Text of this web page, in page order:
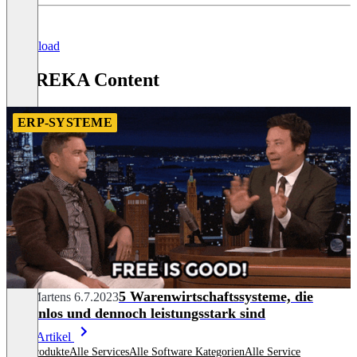
Download
HYREKA Content
ERP-SYSTEME
Nils Martens 6.7.20235 Warenwirtschaftssysteme, die
kostenlos und dennoch leistungsstark sind
Mehr Artikel
Alle ProdukteAlle ServicesAlle Software KategorienAlle Service